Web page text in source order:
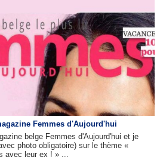
Femmes d'Aujourd'hui
belge Femmes d'Aujourd'hui et je
photo obligatoire) sur le thème «
avec leur ex ! » ...